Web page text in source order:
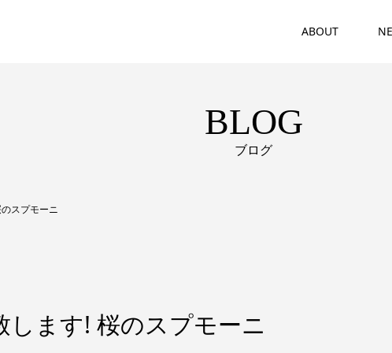
ABOUT
BLOG
ブログ
スプモーニ
します! 桜のスプモーニ